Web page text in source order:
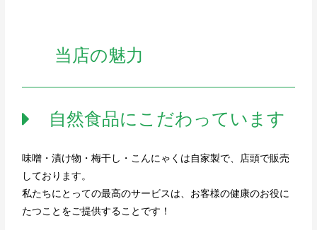
当店の魅力
自然食品にこだわっています
味噌・漬け物・梅干し・こんにゃくは自家製で、店頭で販売
しております。
私たちにとっての最高のサービスは、お客様の健康のお役に
たつことをご提供することです！